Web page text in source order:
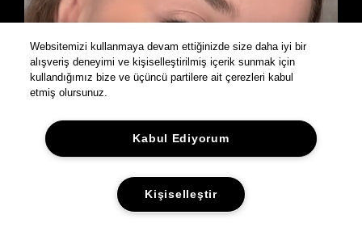
Websitemizi kullanmaya devam ettiğinizde size daha iyi bir
alışveriş deneyimi ve kişiselleştirilmiş içerik sunmak için
kullandığımız bize ve üçüncü partilere ait çerezleri kabul
etmiş olursunuz.
Kabul Ediyorum
Kişiselleştir